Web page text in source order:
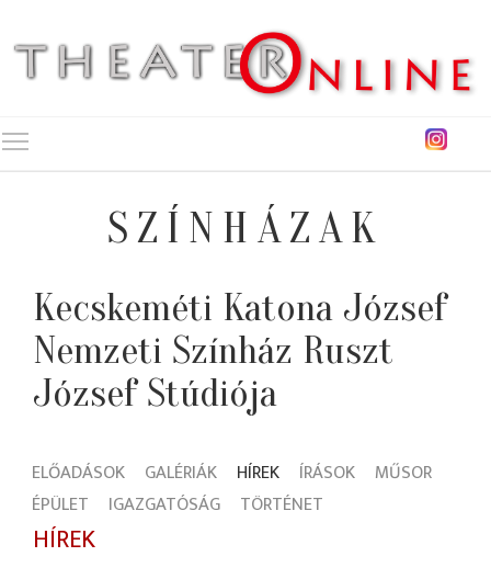
SZÍNHÁZAK
Kecskeméti Katona József
Nemzeti Színház Ruszt
József Stúdiója
ELŐADÁSOK GALÉRIÁK HÍREK ÍRÁSOK
MŰSOR
ÉPÜLET
IGAZGATÓSÁG TÖRTÉNET
HÍREK